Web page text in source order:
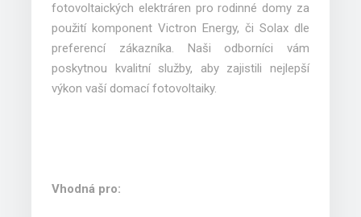
fotovoltaických elektráren pro rodinné domy za
použití komponent Victron Energy, či Solax dle
preferencí zákazníka. Naši odborníci vám
poskytnou kvalitní služby, aby zajistili nejlepší
výkon vaší domací fotovoltaiky.
Vhodná pro: